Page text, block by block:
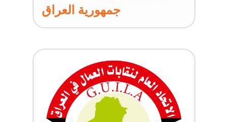
جمهورية العراق